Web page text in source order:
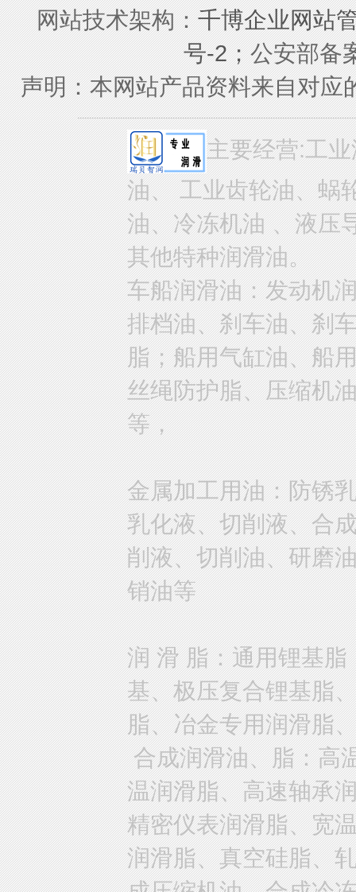
网站技术架构：千博企业网站
号-2；公安部备
声明：本网站产品资料来自对
主要经营:工
油、 工业齿轮油、蜗
油、冷冻机油 、液压
其他特种润滑油。
车船润滑油：发动机
排档油、刹车油、刹
脂；船用气缸油、船
丝绳防护脂、压缩机
等，
金属加工用油：防锈
乳化液、切削液、合
削液、切削油、研磨
销油等
润 滑 脂：通用锂基
基、极压复合锂基脂
脂、冶金专用润滑脂
合成润滑油、脂：高
温润滑脂、高速轴承
精密仪表润滑脂、宽
润滑脂、真空硅脂、